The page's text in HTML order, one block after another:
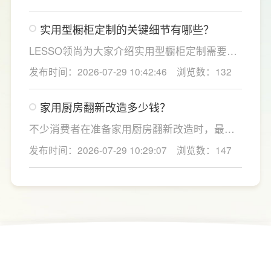
合常住人口多、用水需求大的家庭，比如三口
及以上之家，或是经常泡茶、冲奶、清洗果
蔬，需要持续大量净水的用户。小户型、单人
居住、日常用水量少的家庭，无需盲目追求超
大通量，避免功能过剩造成浪费。
实用型橱柜定制的关键细节有哪些？
LESSO领尚为大家介绍实用型橱柜定制需要关
注的几个关键细节：实用型橱柜定制应结合厨
房面积和家庭烹饪习惯进行规划，合理划分
洗、切、炒动线，提升下厨效率；同时充分利
用吊柜、地柜、高柜等收纳空间，并配置抽屉
分区、拉篮、转角收纳等功能设计，提高空间
利用率。
发布时间：2026-07-29 10:42:46 浏览数：132
家用厨房翻新改造多少钱？
不少消费者在准备家用厨房翻新改造时，最关
心的问题莫过于“家用厨房翻新改造多少钱”，接
下来LESSO领尚为大家解答一下。事实上，厨
房改造费用并没有统一标准，通常会受到改造
范围、空间面积、材料品质、功能配置以及是
发布时间：2026-07-29 10:29:07 浏览数：147